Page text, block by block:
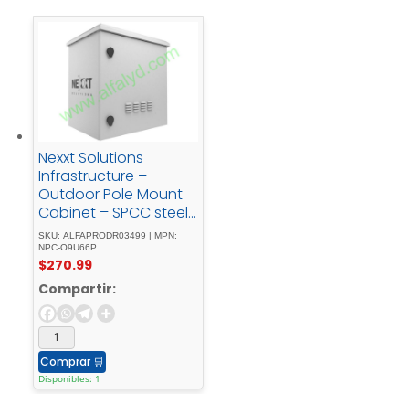
Nexxt Solutions
Infrastructure –
Outdoor Pole Mount
Cabinet – SPCC steel
- Light - gray -
powder - coatIncluye
- acc - mont - barra -
tierra
SKU: ALFAPRODR03499 | MPN:
NPC-O9U66P
$270.99
Compartir:
Comprar 🛒
Disponibles: 1